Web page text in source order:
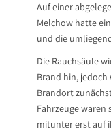
Auf einer
Melchow hatte
und die
Die Rauchsäule
Brand hin,
Brandort
Fahrzeuge waren
mitunter erst auf